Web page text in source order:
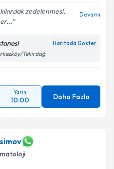
ilişkin
kişisel verilerimin belirtilen
kabul ediyorum.
Gönder
zedelenmesi,
Devamı
Haritada Göster
Tekirdağ
Yarın
10:00 Daha Fazla